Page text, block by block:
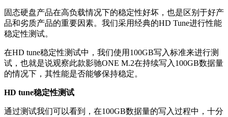
固态硬盘产品在高负载情况下的稳定性好坏，也是区别于好产
品和劣质产品的重要因素。我们采用经典的HD Tune进行性能
稳定性测试。
在HD tune稳定性测试中，我们使用100GB写入标准来进行测
试，也就是说观察此款影驰ONE M.2在持续写入100GB数据量
的情况下，其性能是否能够保持稳定。
HD tune稳定性测试
通过测试我们可以看到，在100GB数据量的写入过程中，十分